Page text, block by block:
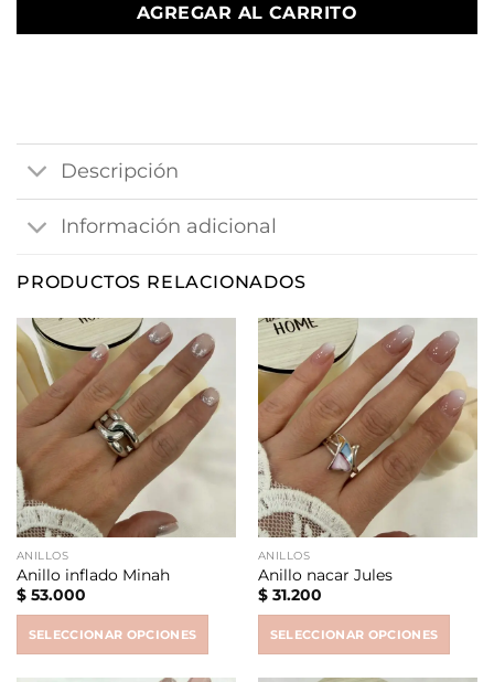
AGREGAR AL CARRITO
Descripción
Información adicional
PRODUCTOS RELACIONADOS
ANILLOS
Anillo inflado Minah
$53.000
SELECCIONAR OPCIONES
ANILLOS
Anillo nacar Jules
$31.200
SELECCIONAR OPCIONES